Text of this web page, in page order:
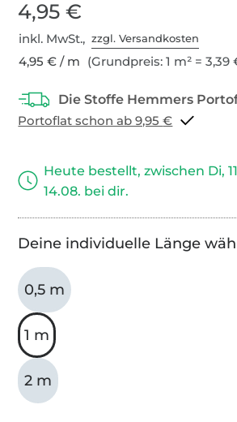
4,95 €
inkl. MwSt.,zzgl. Versandkosten
4,95 € / m (Grundpreis: 1 m² = 3,39
Portoflat schon ab 9,95 €
Heute bestellt, zwischen Di,
14.08. bei dir.
Deine individuelle Länge
0,5 m
1 m
2 m